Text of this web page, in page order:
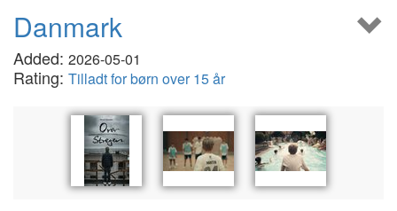
Danmark
Added: 2026-05-01
Rating: Tilladt for børn over 15 år